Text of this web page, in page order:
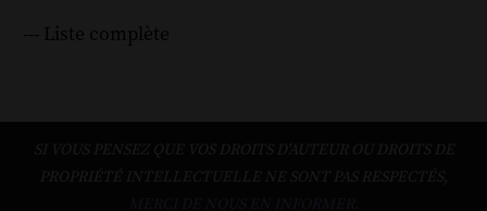
--- Liste complète